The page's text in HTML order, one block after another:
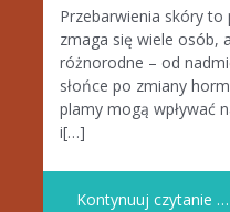
Przebarwienia skóry
zmaga się wiele osób,
różnorodne – od
słońce po zmiany
plamy mogą wpływać
i[…]
Kontynuuj czytanie …